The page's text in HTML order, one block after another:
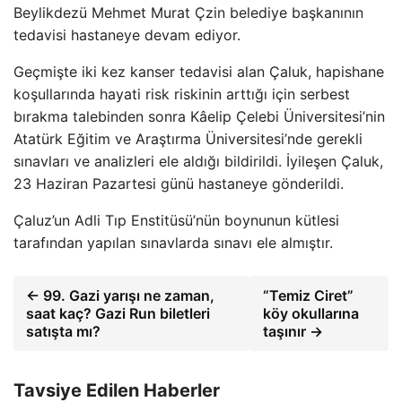
Beylikdezü Mehmet Murat Çzin belediye başkanının
tedavisi hastaneye devam ediyor.
Geçmişte iki kez kanser tedavisi alan Çaluk, hapishane
koşullarında hayati risk riskinin arttığı için serbest
bırakma talebinden sonra Kâelip Çelebi Üniversitesi’nin
Atatürk Eğitim ve Araştırma Üniversitesi’nde gerekli
sınavları ve analizleri ele aldığı bildirildi. İyileşen Çaluk,
23 Haziran Pazartesi günü hastaneye gönderildi.
Çaluz’un Adli Tıp Enstitüsü’nün boynunun kütlesi
tarafından yapılan sınavlarda sınavı ele almıştır.
← 99. Gazi yarışı ne zaman,
saat kaç? Gazi Run biletleri
satışta mı?
“Temiz Ciret”
köy okullarına
taşınır →
Tavsiye Edilen Haberler